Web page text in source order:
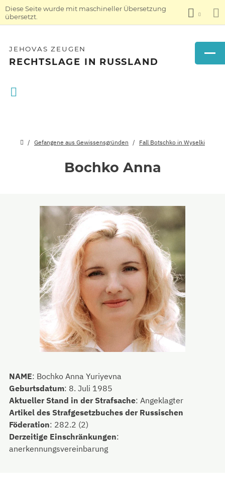
Diese Seite wurde mit maschineller Übersetzung
übersetzt.
JEHOVAS ZEUGEN
RECHTSLAGE IN RUSSLAND
Gefangene aus Gewissensgründen Fall Botschko in Wyselki
Bochko Anna
NAME: Bochko Anna Yuriyevna
Geburtsdatum: 8. Juli 1985
Aktueller Stand in der Strafsache: Angeklagter
Artikel des Strafgesetzbuches der Russischen
Föderation: 282.2 (2)
Derzeitige Einschränkungen:
anerkennungsvereinbarung